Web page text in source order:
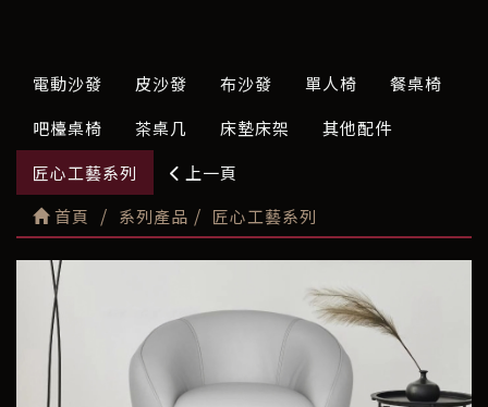
電動沙發 皮沙發 布沙發 單人椅
餐桌椅
吧檯桌椅
茶桌几 床墊床架
其他配件
匠心工藝系列
上一頁
首頁
系列產品 匠心工藝系列